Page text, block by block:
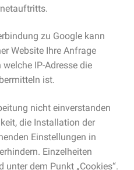
zu Google kann
Website Ihre Anfrage
IP-Adresse die
ist.
nicht einverstanden
die Installation der
Einstellungen in
Einzelheiten
unter dem Punkt „Cookies“.